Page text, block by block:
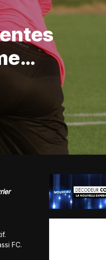
FC.